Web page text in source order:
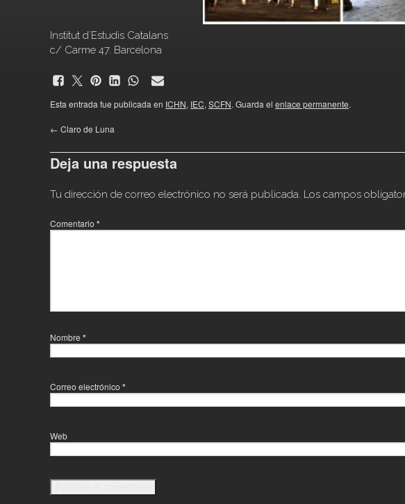
Institut d´Estudis Catalans
c/ Carme 47. Barcelona
Esta entrada fue publicada en ICHN, IEC, SCFN. Guarda el enlace permanente.
← Claro de Luna
Deja una respuesta
Tu dirección de correo electrónico no será publicada. Los campos
Comentario *
Nombre *
Correo electrónico *
Web